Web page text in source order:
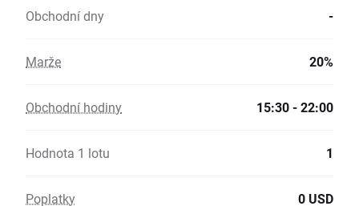
Obchodní dny -
Marže 20%
Obchodní hodiny 15:30 - 22:00
Hodnota 1 lotu 1
Poplatky 0 USD